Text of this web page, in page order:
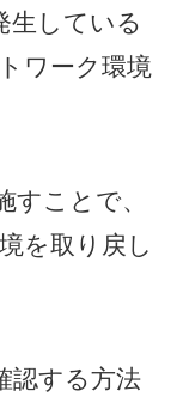
生している
ワーク環境
すことで、
を取り戻し
認する方法